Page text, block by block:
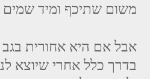
משום שתיכף ומיד שמים
אבל אם היא אחורית
בדרך כלל אחרי שיוצא